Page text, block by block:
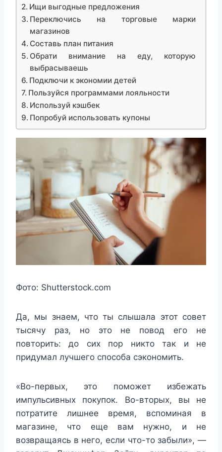
Ищи выгодные предложения
Переключись на торговые марки
магазинов
Составь план питания
Обрати внимание на еду, которую
выбрасываешь
Подключи к экономии детей
Пользуйся программами лояльности
Используй кэшбек
Попробуй использовать купоны
Фото: Shutterstock.com
Да, мы знаем, что ты слышала этот совет
тысячу раз, но это не повод его не
повторить: до сих пор никто так и не
придумал лучшего способа сэкономить.
«Во-первых, это поможет избежать
импульсивных покупок. Во-вторых, вы не
потратите лишнее время, вспоминая в
магазине, что еще вам нужно, и не
возвращаясь в него, если что-то забыли», —